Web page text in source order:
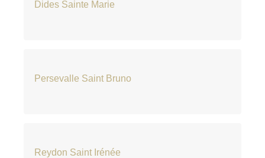
Dides Sainte Marie
Persevalle Saint Bruno
Reydon Saint Irénée